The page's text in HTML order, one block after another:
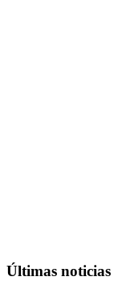
Últimas noticias